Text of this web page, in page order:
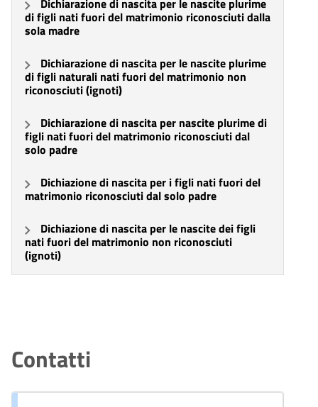
Dichiarazione di nascita per le nascite plurime
di figli nati fuori del matrimonio riconosciuti dalla
sola madre
Dichiarazione di nascita per le nascite plurime
di figli naturali nati fuori del matrimonio non
riconosciuti (ignoti)
Dichiarazione di nascita per nascite plurime di
figli nati fuori del matrimonio riconosciuti dal
solo padre
Dichiazione di nascita per i figli nati fuori del
matrimonio riconosciuti dal solo padre
Dichiazione di nascita per le nascite dei figli
nati fuori del matrimonio non riconosciuti
(ignoti)
Contatti